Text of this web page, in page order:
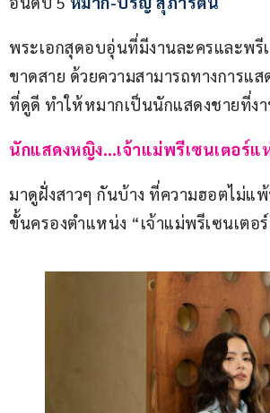
พระเอกสุดอบอุ่นที่มีงานละครและพรี
ขาดสาย ด้วยความสามารถทางการแ
ที่ดูดี ทำให้หมากเป็นนักแสดงชายที่ง
นักแสดงหญิง…เจ้าแม่พรีเซนเตอร์แ
มาดูฝั่งสาวๆ กันบ้าง ที่ความฮอตไม่แ
ขั้นครองตำแหน่ง “เจ้าแม่พรีเซนเต